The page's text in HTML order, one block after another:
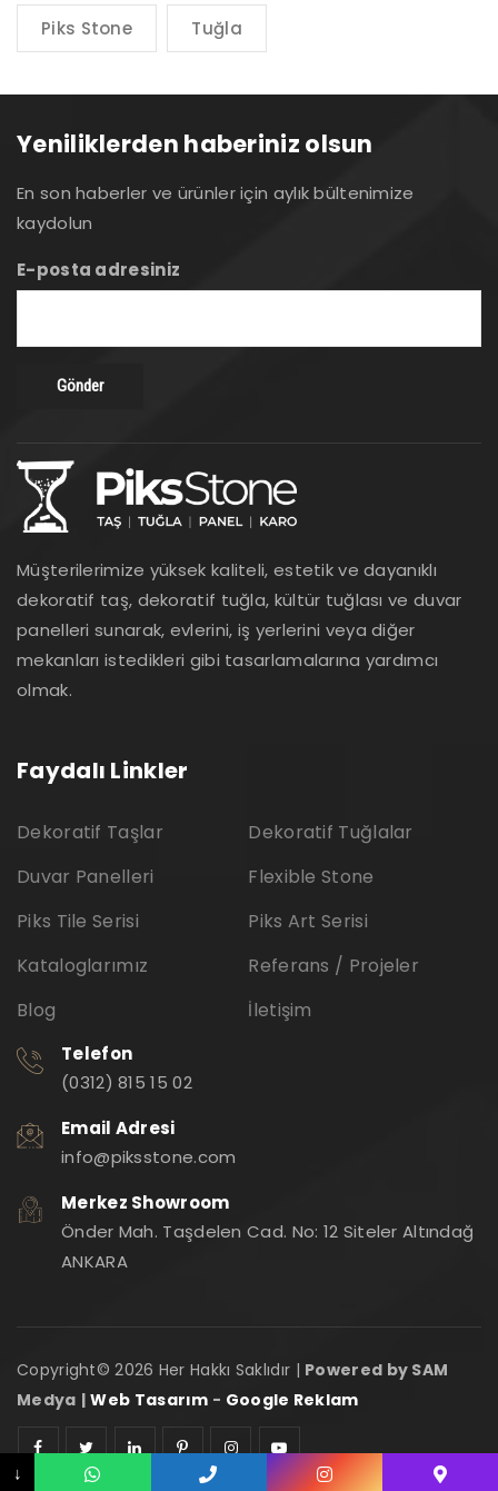
Piks Stone Tuğla
Yeniliklerden haberiniz olsun
En son haberler ve ürünler için aylık bültenimize
kaydolun
E-posta adresiniz
Müşterilerimize yüksek kaliteli, estetik ve dayanıklı
dekoratif taş, dekoratif tuğla, kültür tuğlası ve duvar
panelleri sunarak, evlerini, iş yerlerini veya diğer
mekanları istedikleri gibi tasarlamalarına yardımcı
olmak.
Faydalı Linkler
Dekoratif Taşlar
Dekoratif Tuğlalar
Duvar Panelleri
Flexible Stone
Piks Tile Serisi
Piks Art Serisi
Kataloglarımız
Referans / Projeler
Blog
İletişim
Telefon
(0312) 815 15 02
Email Adresi
info@piksstone.com
Merkez Showroom
Önder Mah. Taşdelen Cad. No: 12 Siteler Altındağ
ANKARA
Copyright© 2026 Her Hakkı Saklıdır | Powered by SAM
Medya | Web Tasarım - Google Reklam
↓